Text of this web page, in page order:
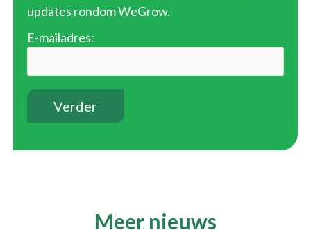
updates rondom WeGrow.
E-mailadres:
Meer nieuws